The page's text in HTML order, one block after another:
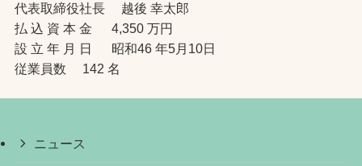
代表取締役社長 越後 幸太郎
払 込 資 本 金 4,350 万円
設 立 年 月 日 昭和46 年5月10日
従業員数 142 名
ニュース